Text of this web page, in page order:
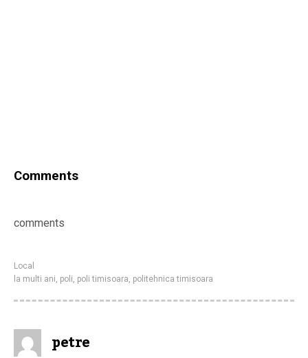
Comments
comments
Local
la multi ani, poli, poli timisoara, politehnica timisoara
petre